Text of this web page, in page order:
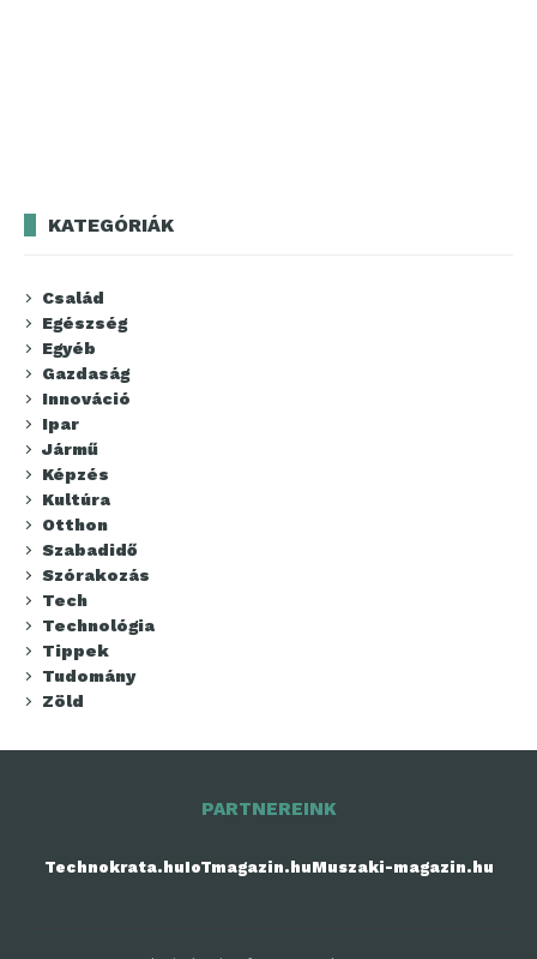
KATEGÓRIÁK
Család
Egészség
Egyéb
Gazdaság
Innováció
Ipar
Jármű
Képzés
Kultúra
Otthon
Szabadidő
Szórakozás
Tech
Technológia
Tippek
Tudomány
Zöld
PARTNEREINK
Technokrata.huIoTmagazin.huMuszaki-magazin.hu